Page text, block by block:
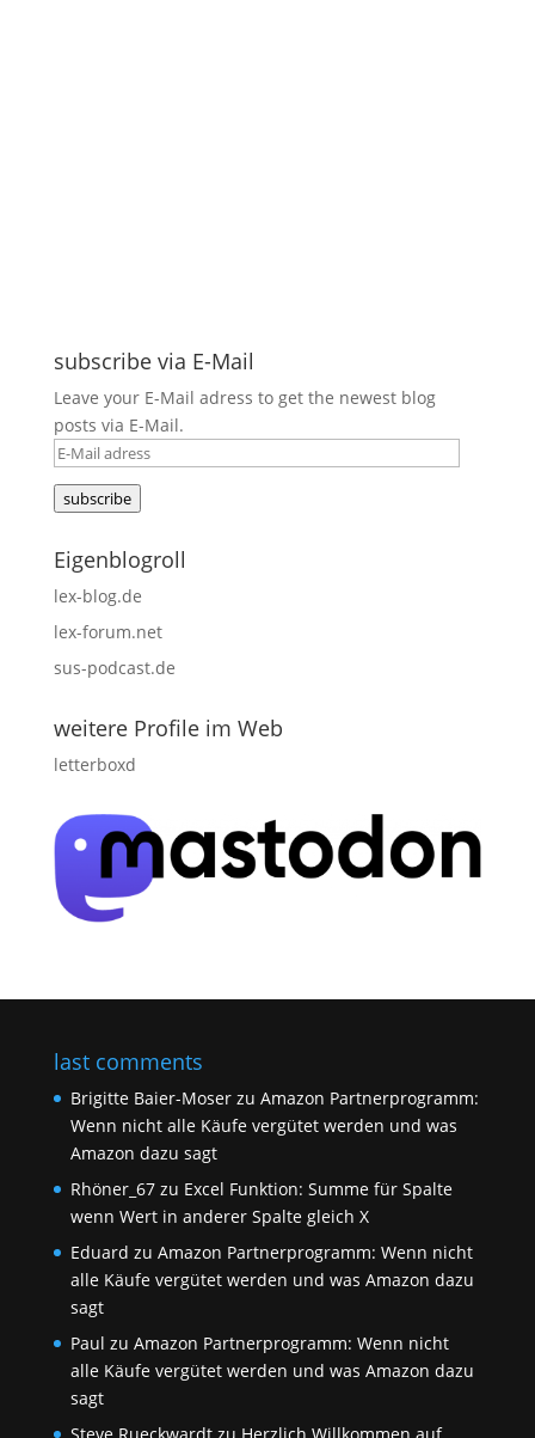
subscribe via E-Mail
Leave your E-Mail adress to get the newest blog
posts via E-Mail.
E-
adress
subscribe
Eigenblogroll
lex-blog.de
lex-forum.net
sus-podcast.de
weitere Profile im Web
letterboxd
last comments
Brigitte Baier-Moserzu Amazon Partnerprogramm:
Wenn nicht alle Käufe vergütet werden und was
Amazon dazu sagt
Rhöner_67zu Excel Funktion: Summe für Spalte
wenn Wert in anderer Spalte gleich X
Eduard zu Amazon Partnerprogramm: Wenn nicht
alle Käufe vergütet werden und was Amazon dazu
sagt
Paul zu Amazon Partnerprogramm: Wenn nicht
alle Käufe vergütet werden und was Amazon dazu
sagt